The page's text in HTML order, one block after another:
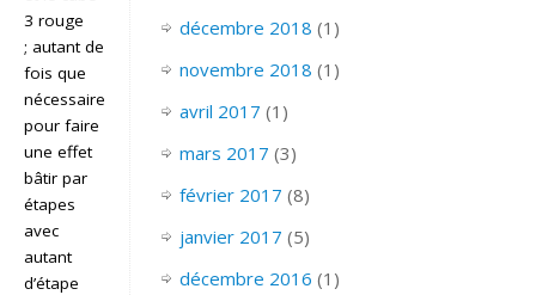
3 rouge
; autant de
fois que
nécessaire
pour faire
une effet
bâtir par
étapes
avec
autant
d’étape
décembre 2018 (1)
novembre 2018 (1)
avril 2017 (1)
mars 2017 (3)
février 2017 (8)
janvier 2017 (5)
décembre 2016 (1)